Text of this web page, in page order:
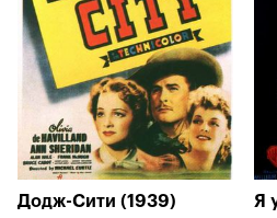
Додж-Сити (1939)
Я